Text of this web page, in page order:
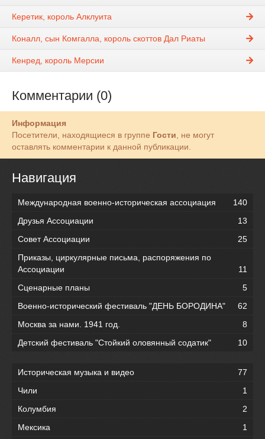
Керетик, король Алклуита
Коналл, сын Комгалла, король скоттов Дал Риаты
Кенред, король Мерсии
Комментарии (0)
Информация
Посетители, находящиеся в группе Гости , не могут
оставлять комментарии к данной публикации.
Навигация
Международная военно-историческая ассоциация
140
Друзья Ассоциации
13
Совет Ассоциации
25
Приказы, циркулярные письма, распоряжения по
Ассоциации
11
Сценарные планы
5
Военно-исторический фестиваль "ДЕНЬ БОРОДИНА"
62
Москва за нами. 1941 год.
8
Детский фестиваль "Стойкий оловянный содатик"
10
Историческая музыка и видео
77
Чили
1
Колумбия
2
Мексика
1